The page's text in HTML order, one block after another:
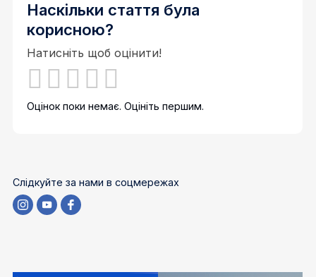
Наскільки стаття була
корисною?
Натисніть щоб оцінити!
Оцінок поки немає. Оцініть першим.
Слідкуйте за нами в соцмережах